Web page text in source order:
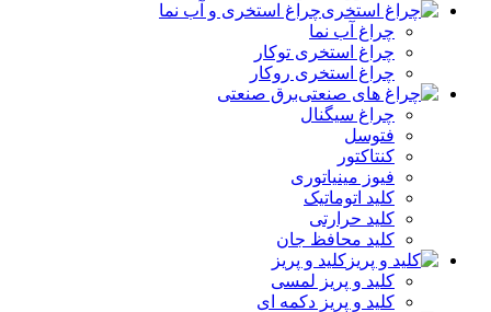
چراغ استخری و آب نما
چراغ آب نما
چراغ استخری توکار
چراغ استخری روکار
برق صنعتی
چراغ سیگنال
فتوسل
کنتاکتور
فیوز مینیاتوری
کلید اتوماتیک
کلید حرارتی
کلید محافظ جان
کلید و پریز
کلید و پریز لمسی
کلید و پریز دکمه‌ ای